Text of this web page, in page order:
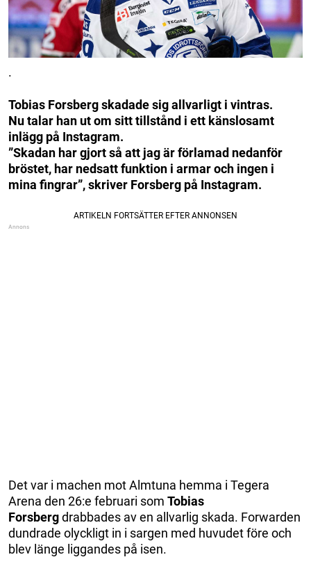
.
Tobias Forsberg skadade sig allvarligt i vintras.
Nu talar han ut om sitt tillstånd i ett känslosamt
inlägg på Instagram.
”Skadan har gjort så att jag är förlamad nedanför
bröstet, har nedsatt funktion i armar och ingen i
mina fingrar”, skriver Forsberg på Instagram.
Det var i machen mot Almtuna hemma i Tegera
Arena den 26:e februari som Tobias
Forsbergdrabbades av en allvarlig skada. Forwarden
dundrade olyckligt in i sargen med huvudet före och
blev länge liggandes på isen.